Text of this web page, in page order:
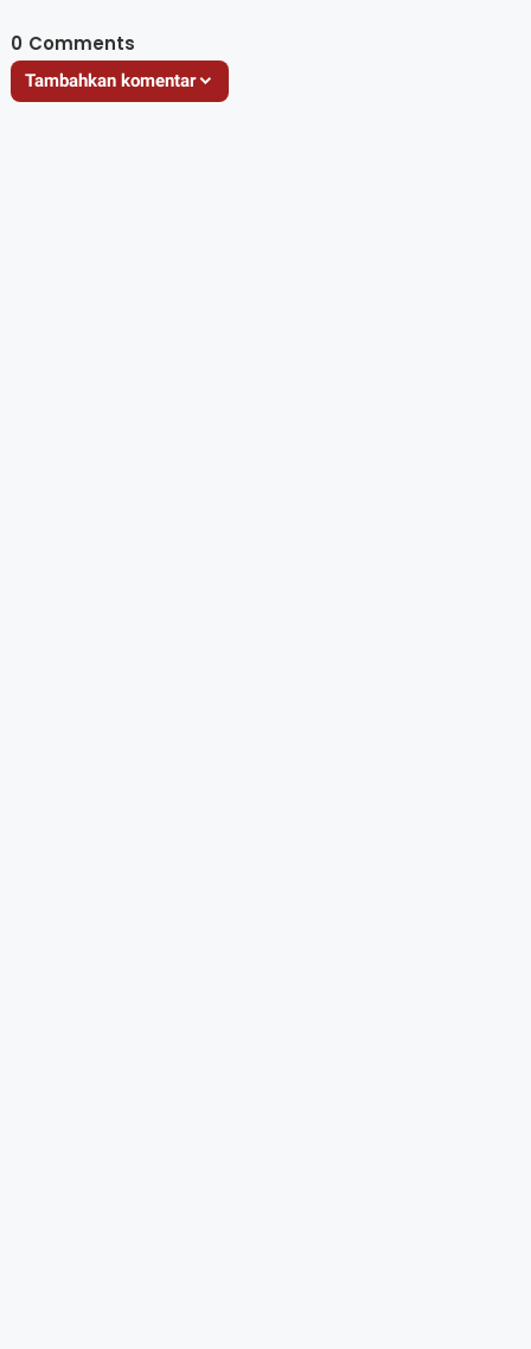
0 Comments
Tambahkan komentar